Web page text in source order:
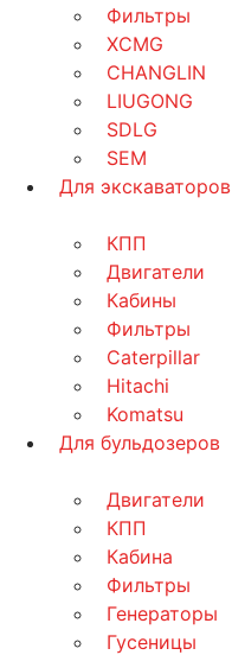
Фильтры
XCMG
CHANGLIN
LIUGONG
SDLG
SEM
Для экскаваторов
КПП
Двигатели
Кабины
Фильтры
Caterpillar
Hitachi
Komatsu
Для бульдозеров
Двигатели
КПП
Кабина
Фильтры
Генераторы
Гусеницы